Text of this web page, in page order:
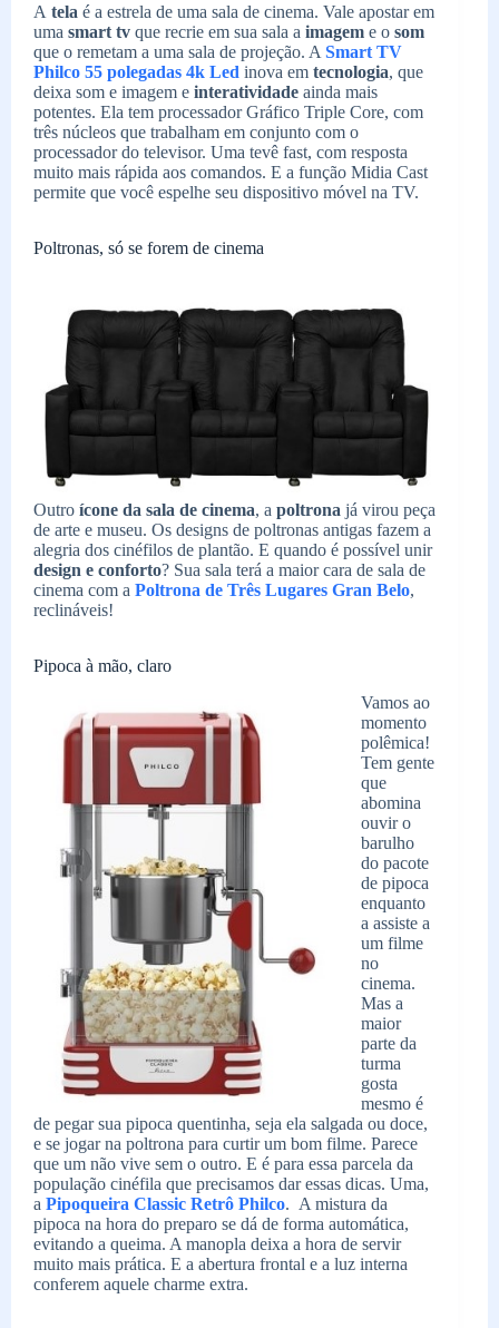
A tela é a estrela de uma sala de cinema. Vale apostar em
uma smart tv que recrie em sua sala a imagem e o som
que o remetam a uma sala de projeção. A Smart TV
Philco 55 polegadas 4k Led inova em tecnologia, que
deixa som e imagem e interatividade ainda mais
potentes. Ela tem processador Gráfico Triple Core, com
três núcleos que trabalham em conjunto com o
processador do televisor. Uma tevê fast, com resposta
muito mais rápida aos comandos. E a função Midia Cast
permite que você espelhe seu dispositivo móvel na TV.
Poltronas, só se forem de cinema
Outro ícone da sala de cinema, a poltrona já virou peça
de arte e museu. Os designs de poltronas antigas fazem a
alegria dos cinéfilos de plantão. E quando é possível unir
design e conforto? Sua sala terá a maior cara de sala de
cinema com a Poltrona de Três Lugares Gran Belo,
reclináveis!
Pipoca à mão, claro
Vamos ao
momento
polêmica!
Tem gente
que
abomina
ouvir o
barulho
do pacote
de pipoca
enquanto
a assiste a
um filme
no
cinema.
Mas a
maior
parte da
turma
gosta
mesmo é
de pegar sua pipoca quentinha, seja ela salgada ou doce,
e se jogar na poltrona para curtir um bom filme. Parece
que um não vive sem o outro. E é para essa parcela da
população cinéfila que precisamos dar essas dicas. Uma,
a Pipoqueira Classic Retrô Philco. A mistura da
pipoca na hora do preparo se dá de forma automática,
evitando a queima. A manopla deixa a hora de servir
muito mais prática. E a abertura frontal e a luz interna
conferem aquele charme extra.